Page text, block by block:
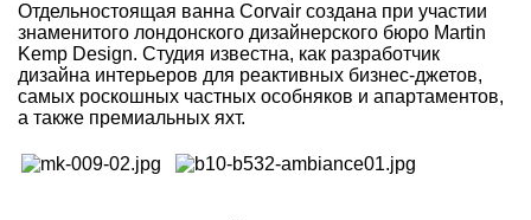
Отдельностоящая ванна Corvair создана при участии
знаменитого лондонского дизайнерского бюро Martin
Kemp Design. Студия известна, как разработчик
дизайна интерьеров для реактивных бизнес-джетов,
самых роскошных частных особняков и апартаментов,
а также премиальных яхт.